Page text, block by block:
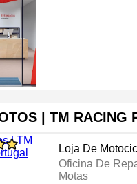
| TM RACING
Loja De
Oficina De
Motas